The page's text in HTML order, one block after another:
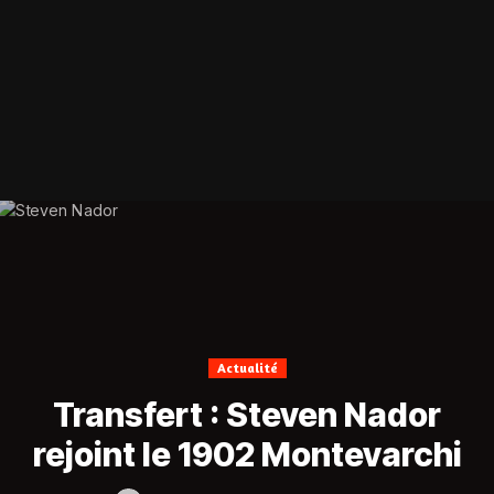
Actualité
Transfert : Steven Nador
rejoint le 1902 Montevarchi